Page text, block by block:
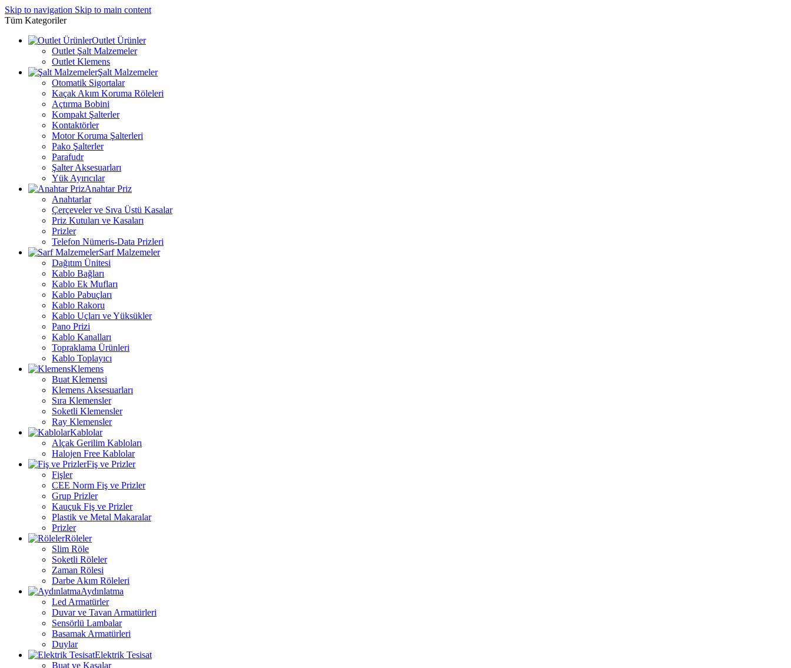
Skip to navigation Skip to main content
Tüm Kategoriler
Outlet Ürünler
Outlet Şalt Malzemeler
Outlet Klemens
Şalt Malzemeler
Otomatik Sigortalar
Kaçak Akım Koruma Röleleri
Açtırma Bobini
Kompakt Şalterler
Kontaktörler
Motor Koruma Şalterleri
Pako Şalterler
Parafudr
Şalter Aksesuarları
Yük Ayırıcılar
Anahtar Priz
Anahtarlar
Çerçeveler ve Sıva Üstü Kasalar
Priz Kutuları ve Kasaları
Prizler
Telefon Nümeris-Data Prizleri
Sarf Malzemeler
Dağıtım Ünitesi
Kablo Bağları
Kablo Ek Mufları
Kablo Pabuçları
Kablo Rakoru
Kablo Uçları ve Yüksükler
Pano Prizi
Kablo Kanalları
Topraklama Ürünleri
Kablo Toplayıcı
Klemens
Buat Klemensi
Klemens Aksesuarları
Sıra Klemensler
Soketli Klemensler
Ray Klemensler
Kablolar
Alçak Gerilim Kabloları
Halojen Free Kablolar
Fiş ve Prizler
Fişler
CEE Norm Fiş ve Prizler
Grup Prizler
Kauçuk Fiş ve Prizler
Plastik ve Metal Makaralar
Prizler
Röleler
Slim Röle
Soketli Röleler
Zaman Rölesi
Darbe Akım Röleleri
Aydınlatma
Led Armatürler
Duvar ve Tavan Armatürleri
Sensörlü Lambalar
Basamak Armatürleri
Duylar
Elektrik Tesisat
Buat ve Kasalar